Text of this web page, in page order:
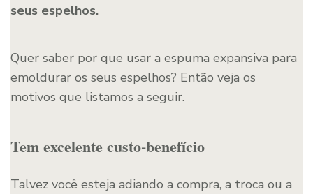
seus espelhos.
Quer saber por que usar a espuma expansiva para
emoldurar os seus espelhos? Então veja os
motivos que listamos a seguir.
Tem excelente custo-benefício
Talvez você esteja adiando a compra, a troca ou a